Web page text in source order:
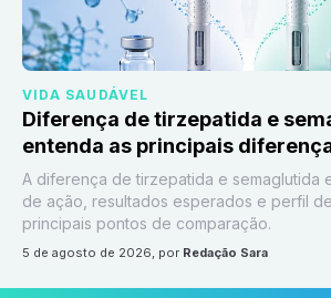
VIDA SAUDÁVEL
Diferença de tirzepatida e
entenda as principais
A diferença de tirzepatida e semaglutida
de ação, resultados esperados e perfil
principais pontos de comparação.
5 de agosto de 2026, por Redação Sara